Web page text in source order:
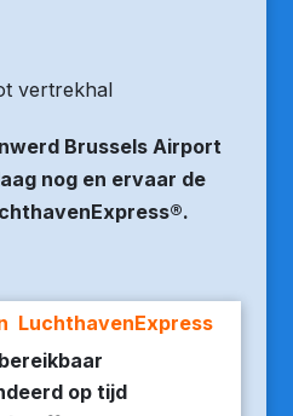
vertrekhal
Brussels Airport
nog en ervaar de
LuchthavenExpress
op tijd